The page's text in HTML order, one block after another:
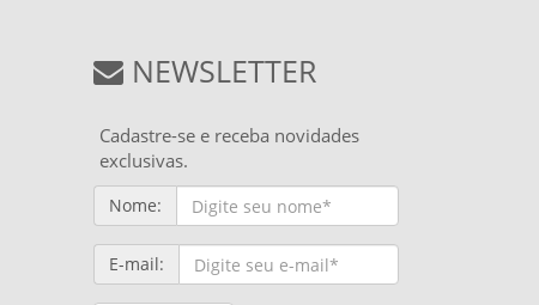
NEWSLETTER
Cadastre-se e receba novidades
exclusivas.
Nome:
E-mail: